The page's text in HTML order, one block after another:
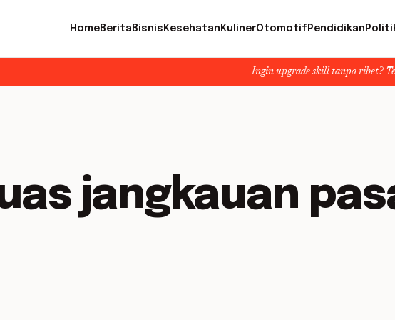
HomeBerita Bisnis Kesehatan KulinerOtomotif Pendidikan
Ingin upgrade skill tanpa ribet?
jangkauan